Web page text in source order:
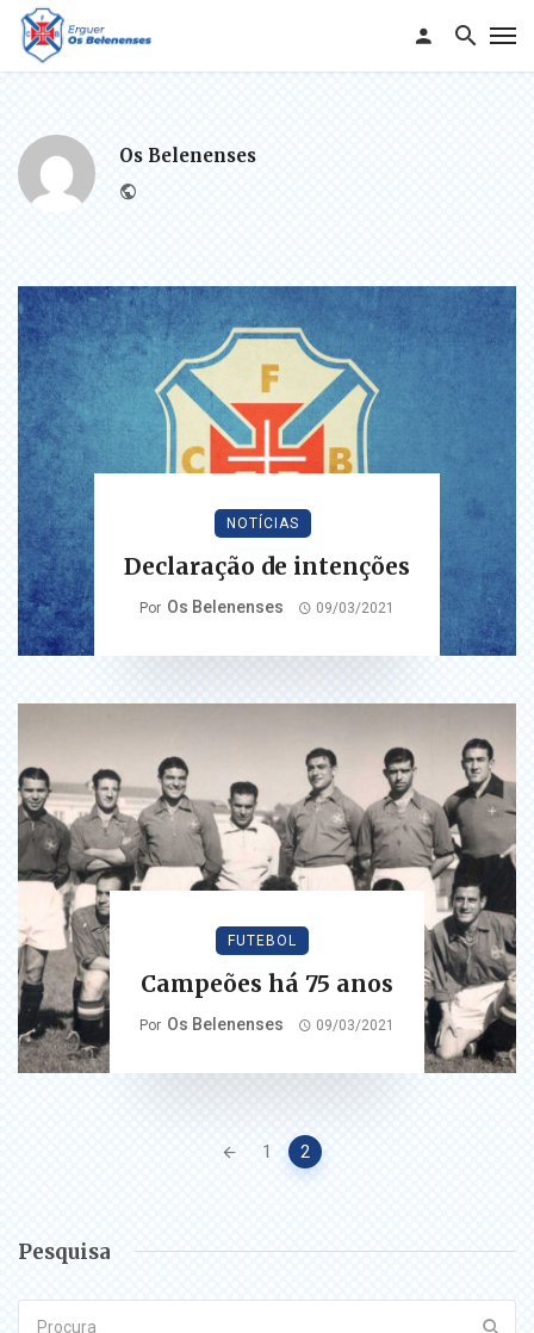
Os Belenenses
NOTÍCIAS
Declaração de intenções
Por Os Belenenses 09/03/2021
FUTEBOL
Campeões há 75 anos
Por Os Belenenses 09/03/2021
1 2
Pesquisa